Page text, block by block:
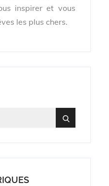
inspirer et vous
les plus chers.
Search